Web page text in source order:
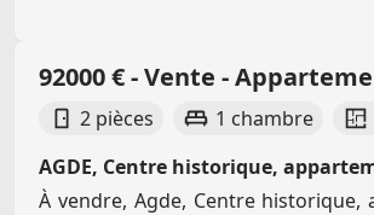
92000 € - Vente -
2 pièces 1 chambre
AGDE, Centre historique,
À vendre, Agde, Centre